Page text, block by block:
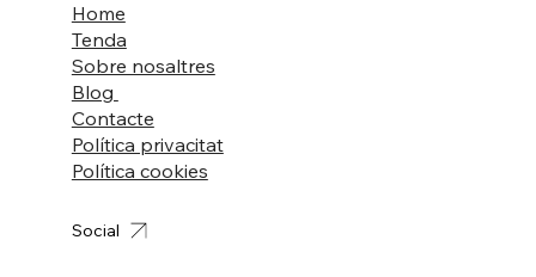
Home
Tenda
Sobre nosaltres
Blog
Contacte
Política privacitat
Política cookies
Social